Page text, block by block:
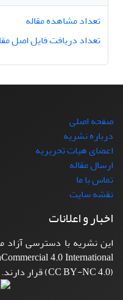
تعداد مشاهده مقاله
تعداد دریافت فایل اصل
صفحه اصلی
درباره نشریه
اعضای هیات تحریریه
ارسال مقاله
تماس با ما
نقشه سایت
اخبار و اعلانات
این نشریه با دسترسی
4.0 International
(CC BY-NC 4.0) قرار دارند.